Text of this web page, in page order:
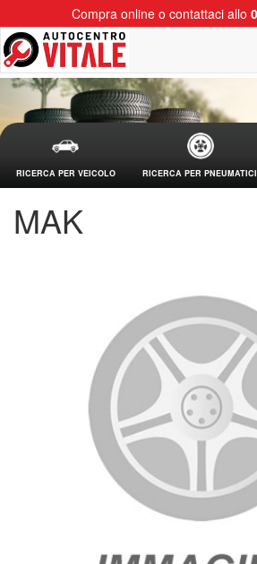
Compra online o contattaci allo
RICERCA PER VEICOLO RICERCA PER PNEUMATICI
MAK